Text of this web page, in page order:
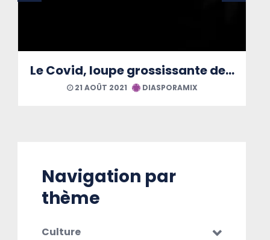
Le Covid, loupe grossissante des maux martiniquais
21 AOÛT 2021 DIASPORAMIX
Navigation par
thème
Culture